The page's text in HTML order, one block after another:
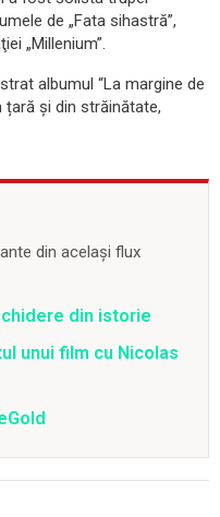
de „Fata sihastră”,
„Millenium”.
albumul “La margine de
țară și din străinătate,
din același flux
din istorie
unui film cu Nicolas